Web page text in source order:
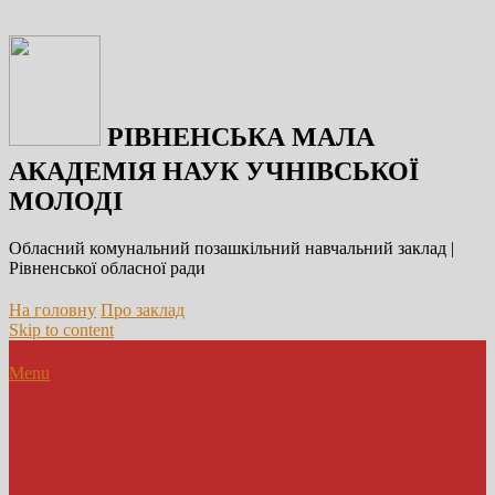
РІВНЕНСЬКА МАЛА
АКАДЕМІЯ НАУК УЧНІВСЬКОЇ
МОЛОДІ
Обласний комунальний позашкільний навчальний заклад |
Рівненської обласної ради
На головну Про заклад
Skip to content
Menu